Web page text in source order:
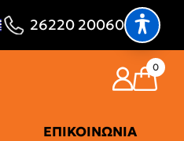
26220 20060
0
ΕΠΙΚΟΙΝΩΝΊΑ